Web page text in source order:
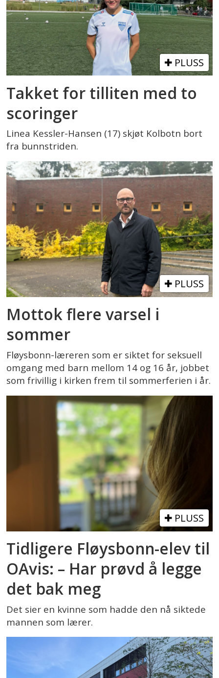
PLUSS
Takket for tilliten med to
scoringer
Linea Kessler-Hansen (17) skjøt Kolbotn bort
fra bunnstriden.
PLUSS
Mottok flere varsel i
sommer
Fløysbonn-læreren som er siktet for seksuell
omgang med barn mellom 14 og 16 år, jobbet
som frivillig i kirken frem til sommerferien i år.
PLUSS
Tidligere Fløysbonn-elev til
OAvis: – Har prøvd å legge
det bak meg
Det sier en kvinne som hadde den nå siktede
mannen som lærer.